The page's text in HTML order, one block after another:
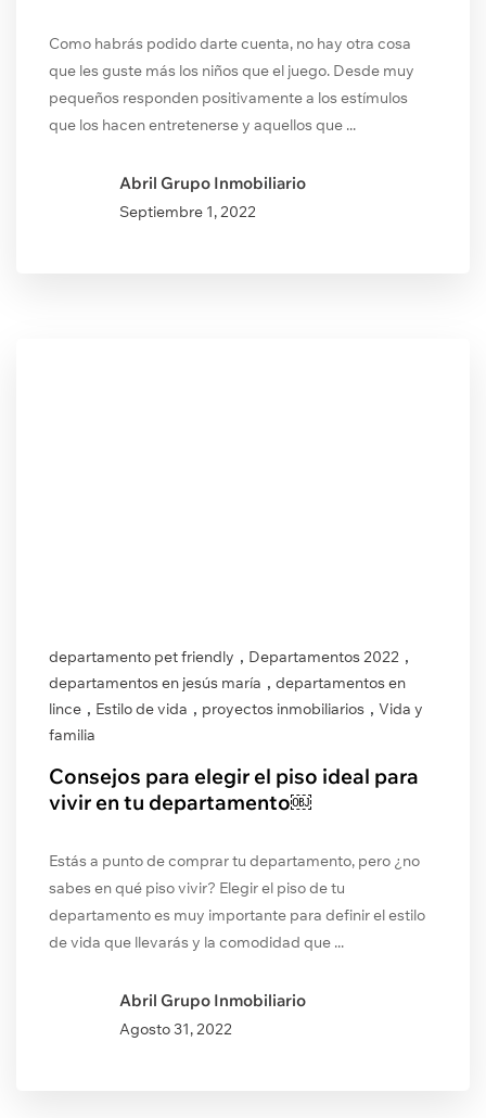
Como habrás podido darte cuenta, no hay otra cosa
que les guste más los niños que el juego. Desde muy
pequeños responden positivamente a los estímulos
que los hacen entretenerse y aquellos que ...
Abril Grupo Inmobiliario
Septiembre 1, 2022
departamento pet friendly , Departamentos 2022 ,
departamentos en jesús maría , departamentos en
lince , Estilo de vida , proyectos inmobiliarios , Vida y
familia
Consejos para elegir el piso ideal para
vivir en tu departamento￼
Estás a punto de comprar tu departamento, pero ¿no
sabes en qué piso vivir? Elegir el piso de tu
departamento es muy importante para definir el estilo
de vida que llevarás y la comodidad que ...
Abril Grupo Inmobiliario
Agosto 31, 2022